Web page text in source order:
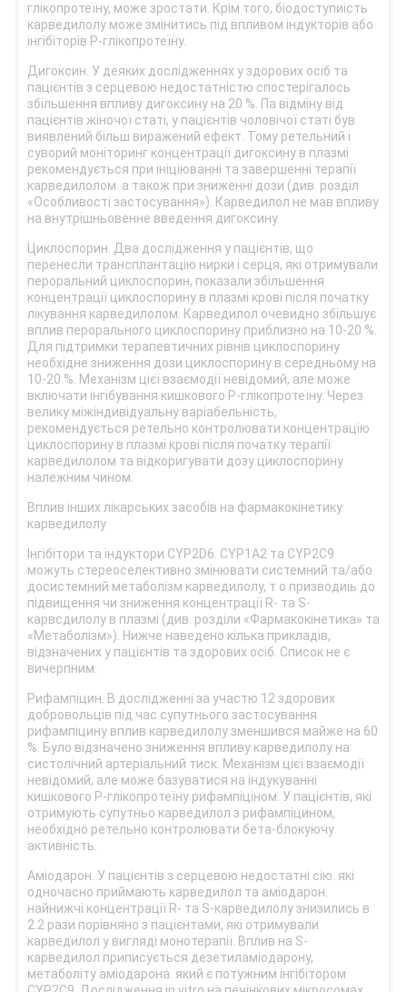
глікопротеїну, може зростати. Крім того, біодоступиість
карведилолу може змінитись під впливом індукторів або
інгібіторів Р-глікопротеїну.
Дигоксин. У деяких дослідженнях у здорових осіб та
пацієнтів з серцевою недостатністю спостерігалось
збільшення впливу дигоксину на 20 %. Па відміну від
пацієнтів жіночої статі, у пацієнтів чоловічої статі був
виявлений більш виражений ефект. Тому ретельний і
суворий моніторинг концентрації дигоксину в плазмі
рекомендується при ініціюванні та завершенні терапії
карведилолом. а також при зниженні дози (див. розділ
«Особливості застосування»). Карведилол не мав впливу
на внутрішньовенне введення дигоксину.
Циклоспорин. Два дослідження у пацієнтів, що
перенесли трансплантацію нирки і серця, які отримували
пероральний циклоспорин, показали збільшення
концентрації циклоспорину в плазмі крові після початку
лікування карведилолом. Карведилол очевидно збільшує
вплив перорального циклоспорину приблизно на 10-20 %.
Для підтримки терапевтичних рівнів циклоспорину
необхідне зниження дози циклоспорину в середньому на
10-20 %. Механізм цієї взаємодії невідомий, але може
включати інгібування кишкового Р-глікопротеїну. Через
велику міжіндивідуальну варіабельність,
рекомендується ретельно контролювати концентрацію
циклоспорину в плазмі крові після початку терапії
карведилолом та відкоригувати дозу циклоспорину
належним чином.
Вплив інших лікарських засобів на фармакокінетику
карведилолу
Інгібітори та індуктори CYP2D6. CYP1A2 та CYP2C9
можуть стереоселективно змінювати системний та/або
досистемний метаболізм карведилолу, т о призводиіь до
підвищення чи зниження концентрації R- та S-
карвсдилолу в плазмі (див. розділи «Фармакокінетика» та
«Метаболізм»). Нижче наведено кілька прикладів,
відзначених у пацієнтів та здорових осіб. Список не є
вичерпним.
Рифампіцин. В дослідженні за участю 12 здорових
добровольців під час супутнього застосування
рифампіцину вплив карведилолу зменшився майже на 60
%. Було відзначено зниження впливу карведилолу на
систолічний артеріальний тиск. Механізм цієї взаємодії
невідомий, але може базуватися на індукуванні
кишкового Р-глікопротеїну рифампіціном. У пацієнтів, які
отримують супутньо карведилол з рифампіцином,
необхідно ретельно контролювати бета-блокуючу
активність.
Аміодарон. У пацієнтів з серцевою недостатні сію. які
одночасно приймають карведилол та аміодарон.
найнижчі концентрації R- та S-карведилолу знизились в
2.2 рази порівняно з пацієнтами, які отримували
карведилол у вигляді монотерапії. Вплив на S-
карведилол приписується дезетиламіодарону,
метаболіту аміодарона. який є потужним інгібітором